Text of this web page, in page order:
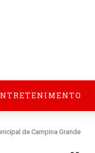
de Campina Grande